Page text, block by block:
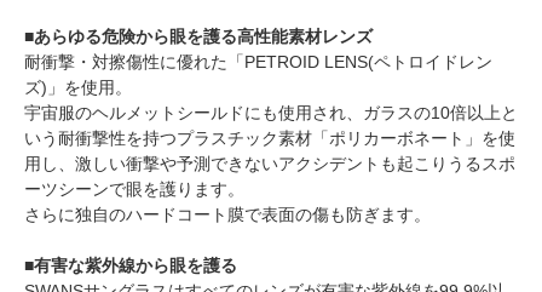
■あらゆる危険から眼を護る高性能素材レンズ
耐衝撃・対擦傷性に優れた「PETROID LENS(ペトロイドレン
ズ)」を使用。
宇宙服のヘルメットシールドにも使用され、ガラスの10倍以上と
いう耐衝撃性を持つプラスチック素材「ポリカーボネート」を使
用し、激しい衝撃や予測できないアクシデントも起こりうるスポ
ーツシーンで眼を護ります。
さらに独自のハードコート膜で表面の傷も防ぎます。
■有害な紫外線から眼を護る